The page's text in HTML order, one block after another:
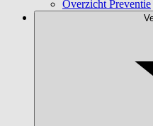
Overzicht Preventie